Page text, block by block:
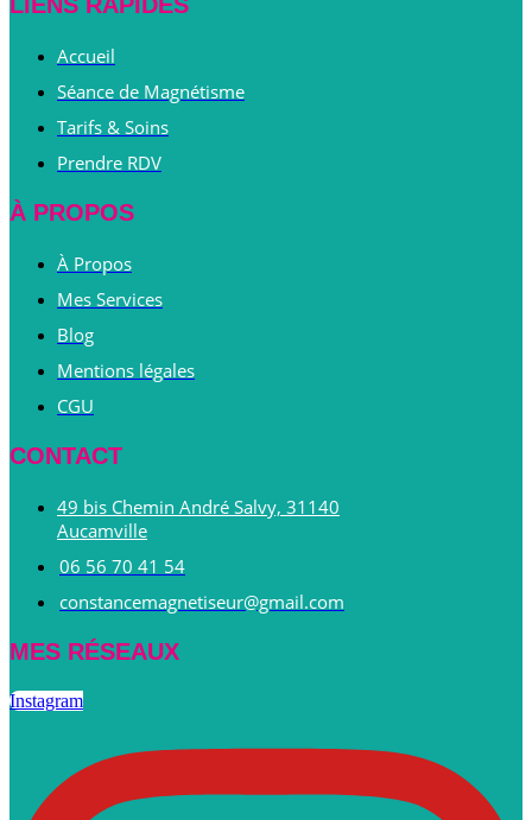
Accueil
Séance de Magnétisme
Tarifs & Soins
Prendre RDV
À PROPOS
À Propos
Mes Services
Blog
Mentions légales
CGU
CONTACT
49 bis Chemin André Salvy, 31140
Aucamville
06 56 70 41 54
constancemagnetiseur@gmail.com
MES RÉSEAUX
Instagram